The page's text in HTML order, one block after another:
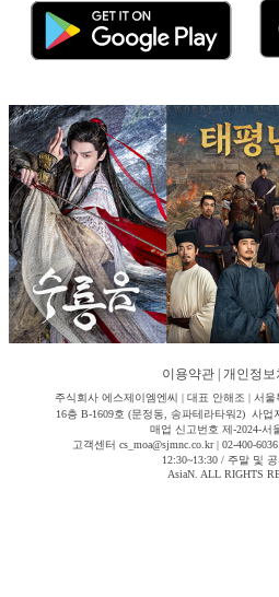
이용약관 개인정보
주식회사 에스제이엠엔씨 | 대표 안해조 | 서
16층 B-1609호 (문정동, 송파테라타워2) 사업
매업 신고번호 제-2024-서
고객센터 cs_moa@sjmnc.co.kr | 02-400-
12:30~13:30 / 주말 및
AsiaN. ALL RIGHTS